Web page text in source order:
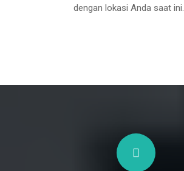
dengan lokasi Anda saat ini.